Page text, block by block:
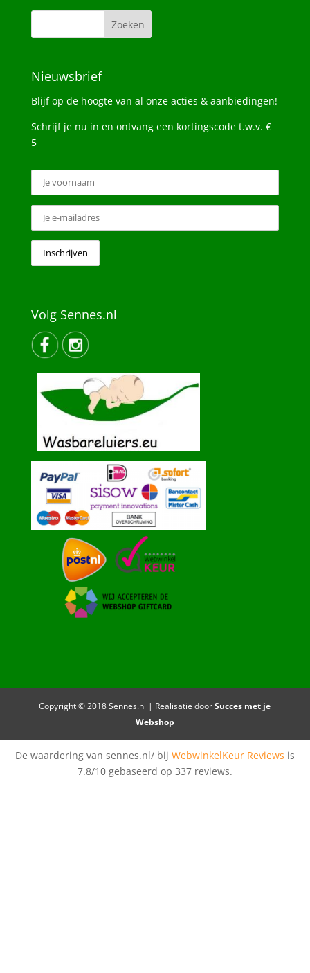
Nieuwsbrief
Blijf op de hoogte van al onze acties & aanbiedingen!
Schrijf je nu in en ontvang een kortingscode t.w.v. €
5
Volg Sennes.nl
Copyright © 2018 Sennes.nl | Realisatie doorSucces met je
Webshop
De waardering van sennes.nl/ bij WebwinkelKeur Reviews is
7.8/10 gebaseerd op 337 reviews.